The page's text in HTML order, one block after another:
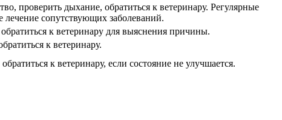
проверить дыхание, обратиться к ветеринару. Регулярные
лечение сопутствующих заболеваний.
к ветеринару для выяснения причины.
к ветеринару.
к ветеринару, если состояние не улучшается.